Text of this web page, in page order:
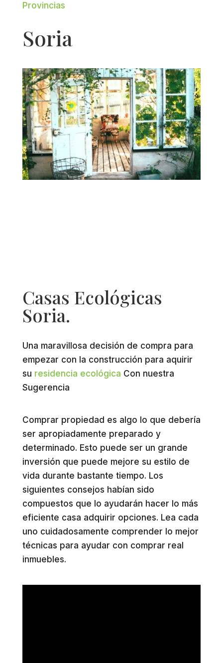
Provincias
Soria
Casas Ecológicas
Soria.
Una maravillosa decisión de compra para
empezar con la construcción para aquirir
su residencia ecológica Con nuestra
Sugerencia
Comprar propiedad es algo lo que debería
ser apropiadamente preparado y
determinado. Esto puede ser un grande
inversión que puede mejore su estilo de
vida durante bastante tiempo. Los
siguientes consejos habían sido
compuestos que lo ayudarán hacer lo más
eficiente casa adquirir opciones. Lea ​​cada
uno cuidadosamente comprender lo mejor
técnicas para ayudar con comprar real
inmuebles.